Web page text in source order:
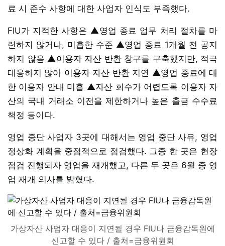
료 시 준수 사항에 대한 사업자 인식도 부족했다.
FIU가 지적한 사항은 ▲영업 종료 업무 처리 절차를 마
련하지 않거나, 미흡한 수준 ▲영업 종료 1개월 전 공지
하지 않음 ▲이용자 자산 반환 창구를 구축했지만, 적극
대응하지 않아 이용자 자산 반환 지연 ▲영업 종료에 대
한 이용자 안내 미흡 ▲자산 회수가 어렵도록 이용자 자
산의 국내 거래소 이전을 제한하거나 높은 출금 수수료
책정 등이다.
영업 중단 사업자 3곳에 대해서는 영업 중단 사유, 영업
정상화 계획을 중점적으로 점검했다. 그중 한 곳은 현장
점검 진행되자 영업을 재개했고, 다른 두 곳은 6월 중 영
업 재개 의사를 밝혔다.
가상자산 사업자 대응이 지연될 경우 FIU나 금융감독원에
신고할 수 있다 / 출처=금융위원회